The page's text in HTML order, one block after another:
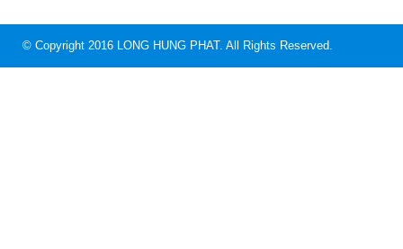
© Copyright 2016 LONG HUNG PHAT. All Rights Reserved.